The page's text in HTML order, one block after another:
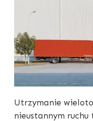
Utrzymanie
nieustannym